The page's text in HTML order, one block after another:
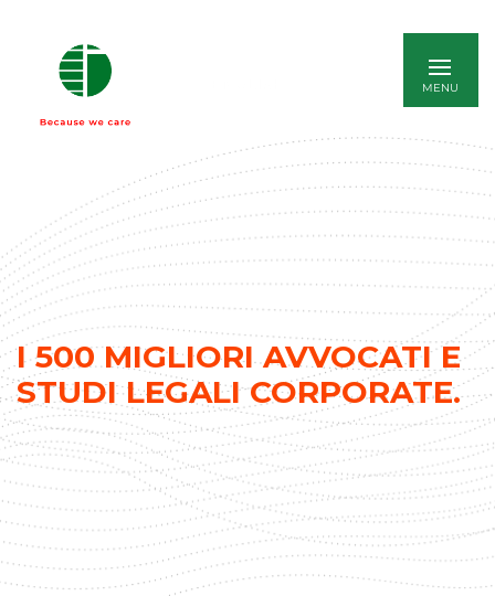
I 500 MIGLIORI AVVOCATI E
STUDI LEGALI CORPORATE.